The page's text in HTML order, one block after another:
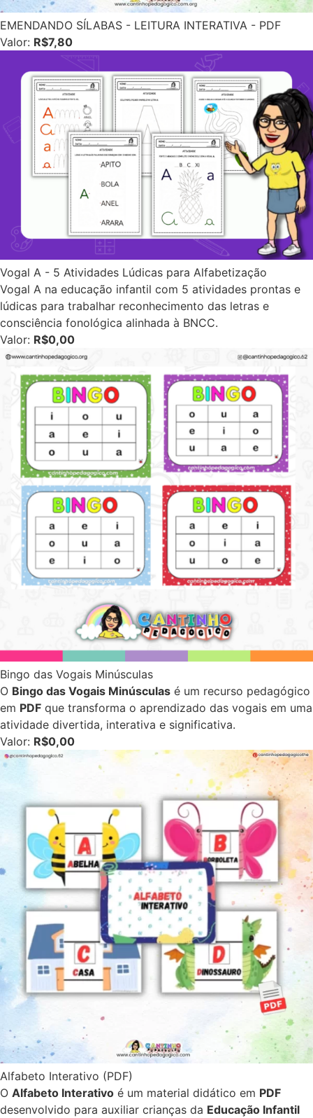
EMENDANDO SÍLABAS - LEITURA INTERATIVA - PDF
Valor: R$7,80
Vogal A - 5 Atividades Lúdicas para Alfabetização
Vogal A na educação infantil com 5 atividades prontas e
lúdicas para trabalhar reconhecimento das letras e
consciência fonológica alinhada à BNCC.
Valor: R$0,00
Bingo das Vogais Minúsculas
O Bingo das Vogais Minúsculas é um recurso pedagógico
em PDF que transforma o aprendizado das vogais em uma
atividade divertida, interativa e significativa.
Valor: R$0,00
Alfabeto Interativo (PDF)
O Alfabeto Interativo é um material didático em PDF
desenvolvido para auxiliar crianças da Educação Infantil